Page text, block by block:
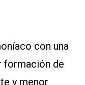
con una
formación de
y menor